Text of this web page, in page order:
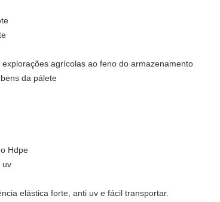
agrícolas ao feno do armazenamento
da pálete
Hdpe
uv
elástica forte, anti uv e fácil transportar.